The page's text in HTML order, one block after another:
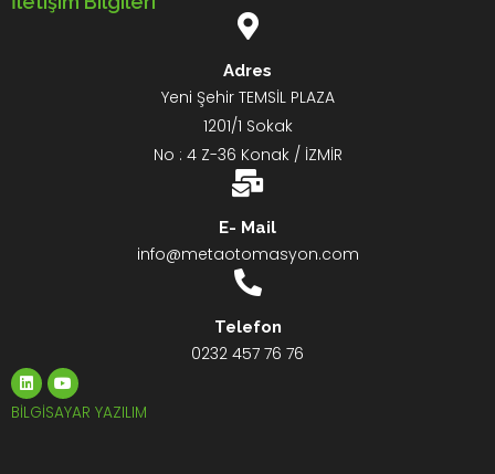
Adres
Yeni Şehir TEMSİL PLAZA
1201/1 Sokak
No : 4 Z-36 Konak / İZMİR
E- Mail
info@metaotomasyon.com
Telefon
0232 457 76 76
L
i
n
k
Y
o
u
t
BİLGİSAYAR YAZILIM